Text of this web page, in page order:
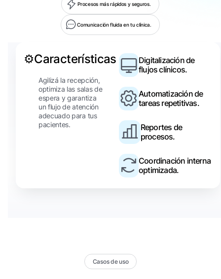
Procesos más rápidos y seguros.
Comunicación fluida en tu clínica.
⚙️Características
Agilizá la recepción,
optimiza las salas de
espera y garantiza
un flujo de atención
adecuado para tus
pacientes.
Digitalización de
flujos clínicos.
Automatización de
tareas repetitivas.
Reportes de
procesos.
Coordinación interna
optimizada.
Casos de uso